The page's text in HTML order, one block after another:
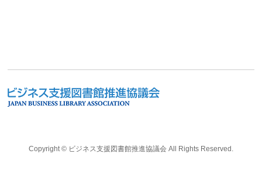
Copyright © ビジネス支援図書館推進協議会All Rights Reserved.